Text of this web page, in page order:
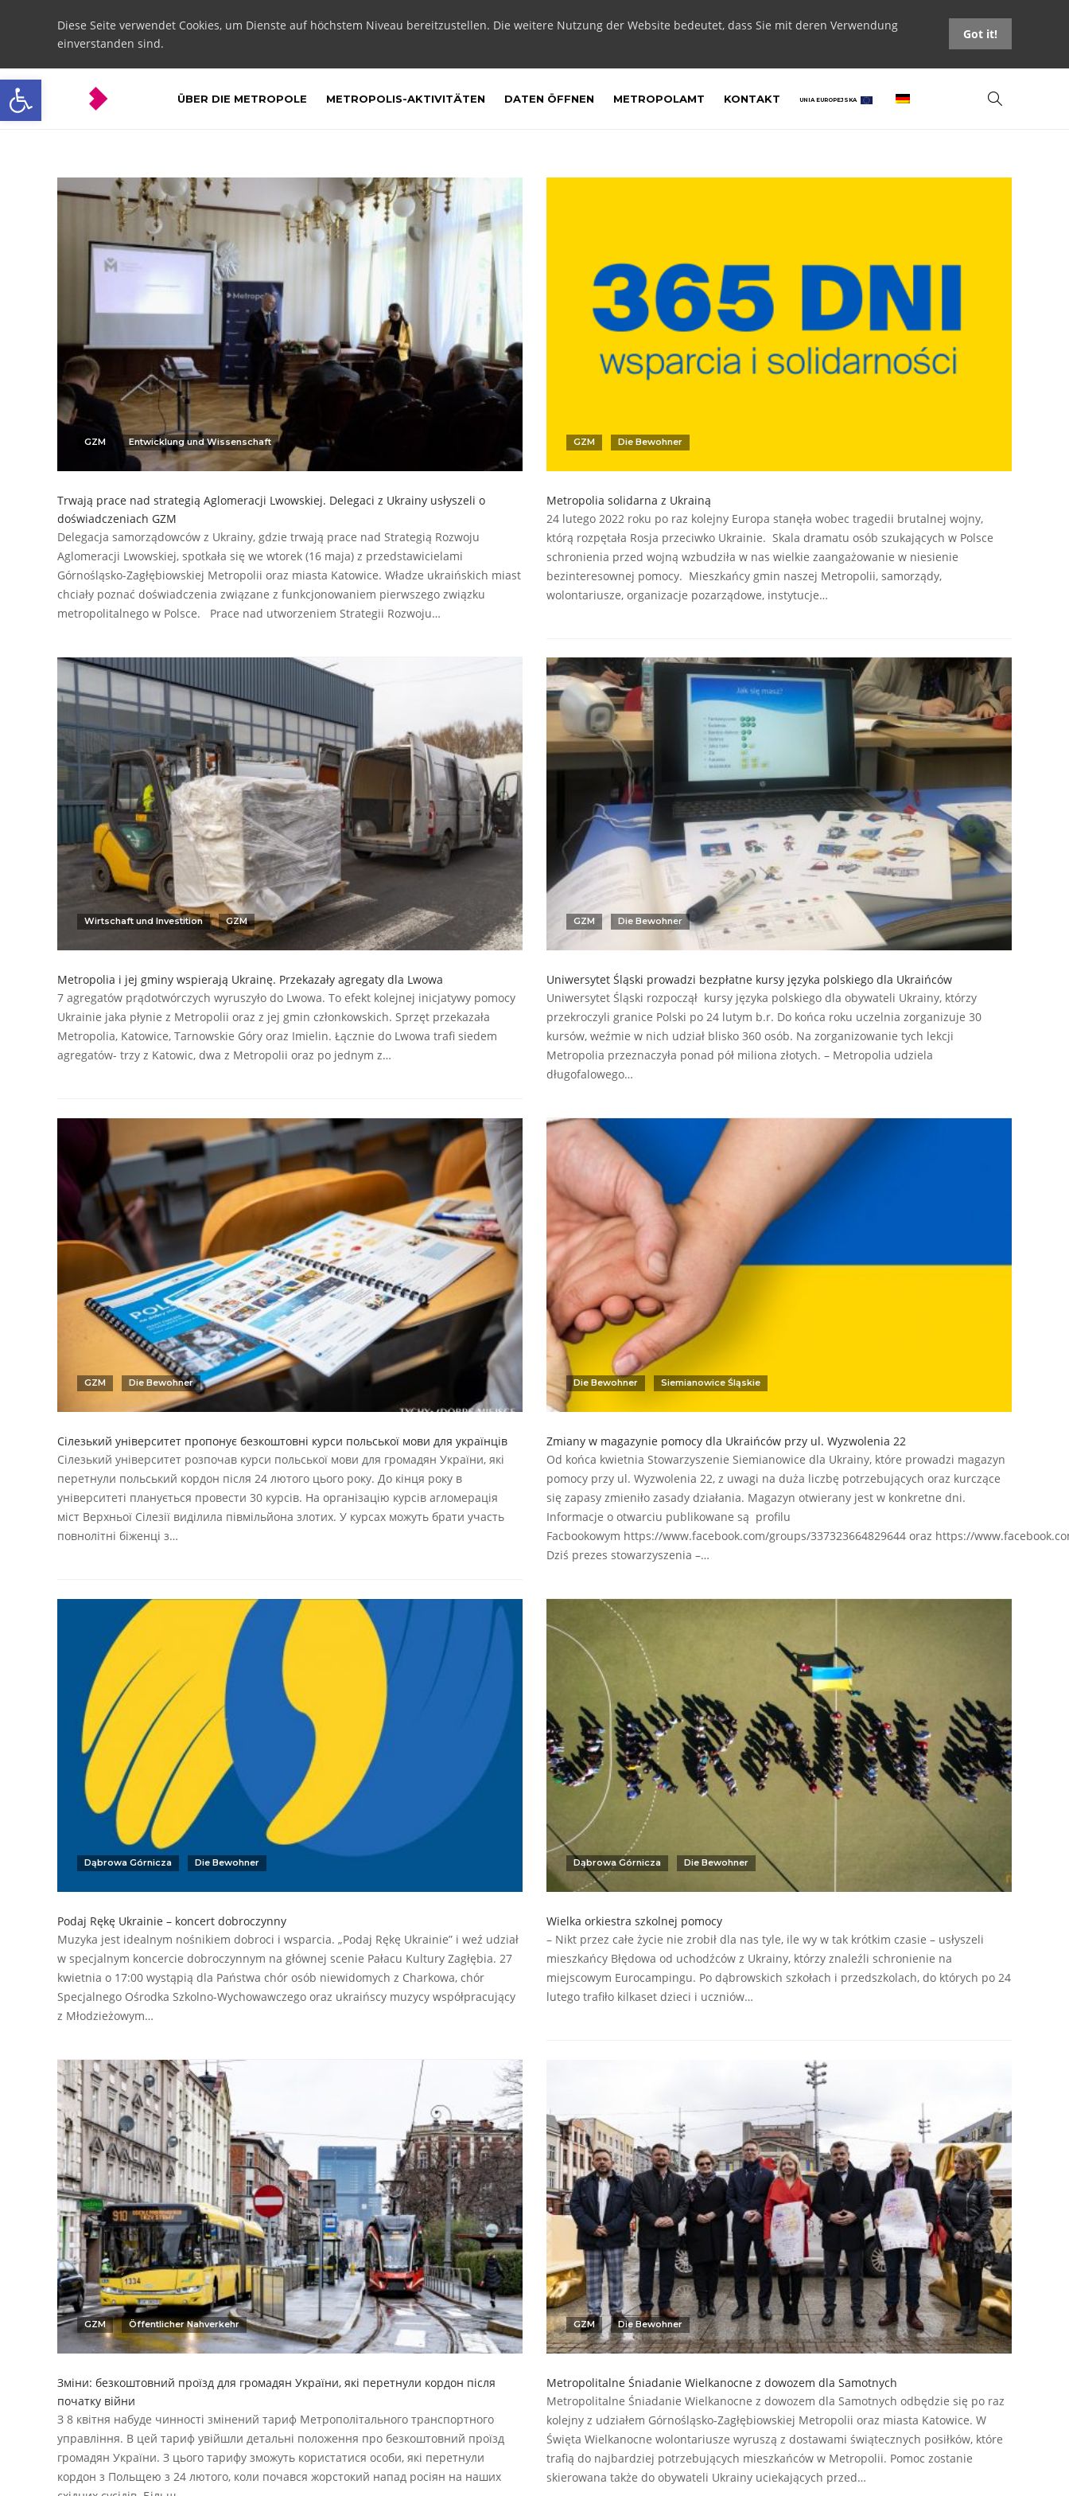
Open toolbar
Diese Seite verwendet Cookies, um Dienste auf höchstem Niveau bereitzustellen. Die weitere Nutzung der Website bedeutet, dass Sie mit deren Verwendung
einverstanden sind.
Got it!
ÜBER DIE METROPOLE METROPOLIS-AKTIVITÄTEN DATEN ÖFFNEN METROPOLAMT KONTAKT UNIA EUROPEJSKA
GZM Entwicklung und Wissenschaft
Trwają prace nad strategią Aglomeracji Lwowskiej. Delegaci z Ukrainy usłyszeli o
doświadczeniach GZM
Delegacja samorządowców z Ukrainy, gdzie trwają prace nad Strategią Rozwoju
Aglomeracji Lwowskiej, spotkała się we wtorek (16 maja) z przedstawicielami
Górnośląsko-Zagłębiowskiej Metropolii oraz miasta Katowice. Władze ukraińskich miast
chciały poznać doświadczenia związane z funkcjonowaniem pierwszego związku
metropolitalnego w Polsce. Prace nad utworzeniem Strategii Rozwoju…
GZM Die Bewohner
Metropolia solidarna z Ukrainą
24 lutego 2022 roku po raz kolejny Europa stanęła wobec tragedii brutalnej wojny,
którą rozpętała Rosja przeciwko Ukrainie. Skala dramatu osób szukających w Polsce
schronienia przed wojną wzbudziła w nas wielkie zaangażowanie w niesienie
bezinteresownej pomocy. Mieszkańcy gmin naszej Metropolii, samorządy,
wolontariusze, organizacje pozarządowe, instytucje…
Wirtschaft und Investition GZM
Metropolia i jej gminy wspierają Ukrainę. Przekazały agregaty dla Lwowa
7 agregatów prądotwórczych wyruszyło do Lwowa. To efekt kolejnej inicjatywy pomocy
Ukrainie jaka płynie z Metropolii oraz z jej gmin członkowskich. Sprzęt przekazała
Metropolia, Katowice, Tarnowskie Góry oraz Imielin. Łącznie do Lwowa trafi siedem
agregatów- trzy z Katowic, dwa z Metropolii oraz po jednym z…
GZM Die Bewohner
Uniwersytet Śląski prowadzi bezpłatne kursy języka polskiego dla Ukraińców
Uniwersytet Śląski rozpoczął kursy języka polskiego dla obywateli Ukrainy, którzy
przekroczyli granice Polski po 24 lutym b.r. Do końca roku uczelnia zorganizuje 30
kursów, weźmie w nich udział blisko 360 osób. Na zorganizowanie tych lekcji
Metropolia przeznaczyła ponad pół miliona złotych. – Metropolia udziela
długofalowego…
GZM Die Bewohner
Сілезький університет пропонує безкоштовні курси польської мови для українців
Сілезький університет розпочав курси польської мови для громадян України, які
перетнули польський кордон після 24 лютого цього року. До кінця року в
університеті планується провести 30 курсів. На організацію курсів агломерація
міст Верхньої Сілезії виділила півмільйона злотих. У курсах можуть брати участь
повнолітні біженці з…
Die Bewohner Siemianowice Śląskie
Zmiany w magazynie pomocy dla Ukraińców przy ul. Wyzwolenia 22
Od końca kwietnia Stowarzyszenie Siemianowice dla Ukrainy, które prowadzi magazyn
pomocy przy ul. Wyzwolenia 22, z uwagi na duża liczbę potrzebujących oraz kurczące
się zapasy zmieniło zasady działania. Magazyn otwierany jest w konkretne dni.
Informacje o otwarciu publikowane są profilu
Facbookowym https://www.facebook.com/groups/337323664829644 oraz https://
Dziś prezes stowarzyszenia –…
Dąbrowa Górnicza Die Bewohner
Podaj Rękę Ukrainie – koncert dobroczynny
Muzyka jest idealnym nośnikiem dobroci i wsparcia. „Podaj Rękę Ukrainie” i weź udział
w specjalnym koncercie dobroczynnym na głównej scenie Pałacu Kultury Zagłębia. 27
kwietnia o 17:00 wystąpią dla Państwa chór osób niewidomych z Charkowa, chór
Specjalnego Ośrodka Szkolno-Wychowawczego oraz ukraińscy muzycy współpracujący
z Młodzieżowym…
Dąbrowa Górnicza Die Bewohner
Wielka orkiestra szkolnej pomocy
– Nikt przez całe życie nie zrobił dla nas tyle, ile wy w tak krótkim czasie – usłyszeli
mieszkańcy Błędowa od uchodźców z Ukrainy, którzy znaleźli schronienie na
miejscowym Eurocampingu. Po dąbrowskich szkołach i przedszkolach, do których po 24
lutego trafiło kilkaset dzieci i uczniów…
GZM Öffentlicher Nahverkehr
Зміни: безкоштовний проїзд для громадян України, які перетнули кордон після
початку війни
З 8 квітня набуде чинності змінений тариф Метрополітального транспортного
управління. В цей тариф увійшли детальні положення про безкоштовний проїзд
громадян України. З цього тарифу зможуть користатися особи, які перетнули
кордон з Польщею з 24 лютого, коли почався жорстокий напад росіян на наших
GZM Die Bewohner
Metropolitalne Śniadanie Wielkanocne z dowozem dla Samotnych
Metropolitalne Śniadanie Wielkanocne z dowozem dla Samotnych odbędzie się po raz
kolejny z udziałem Górnośląsko-Zagłębiowskiej Metropolii oraz miasta Katowice. W
Święta Wielkanocne wolontariusze wyruszą z dostawami świątecznych posiłków, które
trafią do najbardziej potrzebujących mieszkańców w Metropolii. Pomoc zostanie
skierowana także do obywateli Ukrainy uciekających przed…